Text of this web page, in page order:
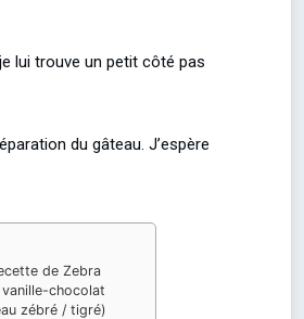
lui trouve un petit côté pas
du gâteau. J’espère